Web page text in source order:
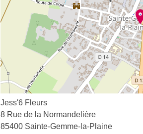
Jess'6 Fleurs
8 Rue de la Normandelière
85400 Sainte-Gemme-la-Plaine